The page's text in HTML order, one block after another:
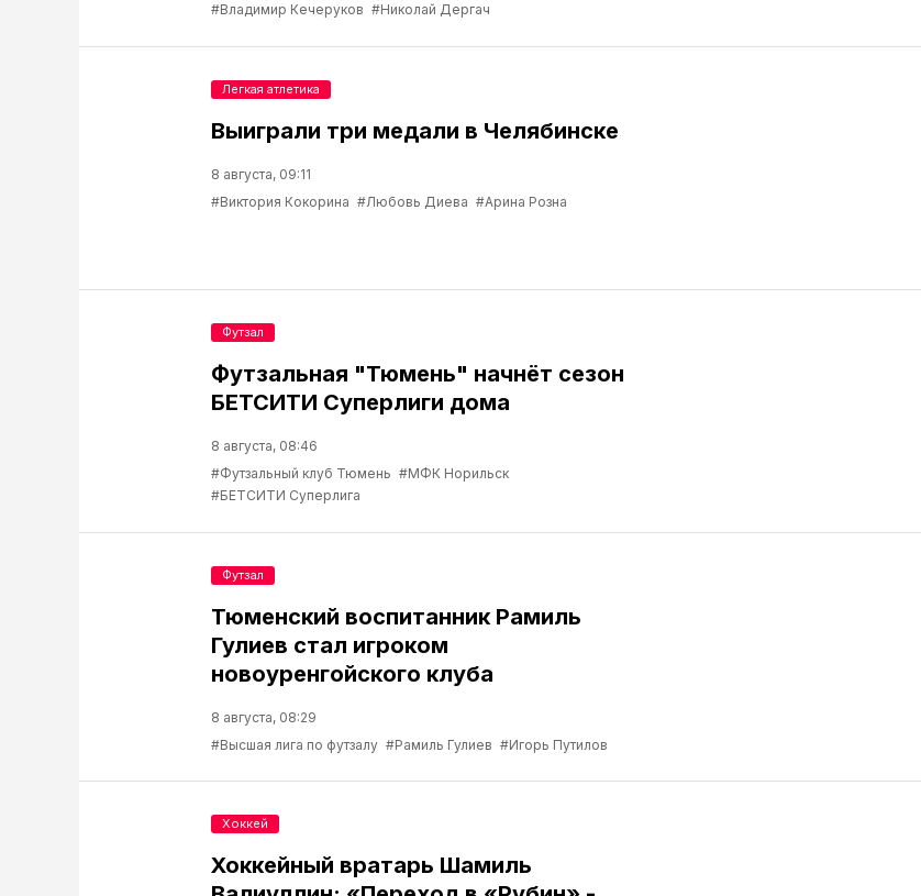
#Владимир Кечеруков #Николай Дергач
Выиграли три медали в Челябинске
8 августа, 09:11
#Виктория Кокорина #Любовь Диева #Арина Розна
Легкая атлетика
Футзальная "Тюмень" начнёт сезон
БЕТСИТИ Суперлиги дома
8 августа, 08:46
#Футзальный клуб Тюмень #МФК Норильск
#БЕТСИТИ Суперлига
Футзал
Тюменский воспитанник Рамиль
Гулиев стал игроком
новоуренгойского клуба
8 августа, 08:29
#Высшая лига по футзалу #Рамиль Гулиев #Игорь Путилов
Футзал
Хоккейный вратарь Шамиль
Хоккей